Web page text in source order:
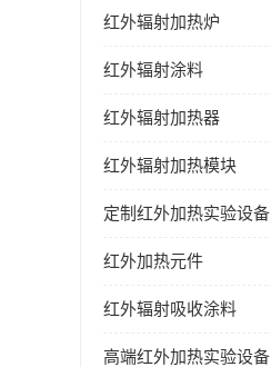
红外辐射加热炉
红外辐射涂料
红外辐射加热器
红外辐射加热模块
定制红外加热实验设备
红外加热元件
红外辐射吸收涂料
高端红外加热实验设备